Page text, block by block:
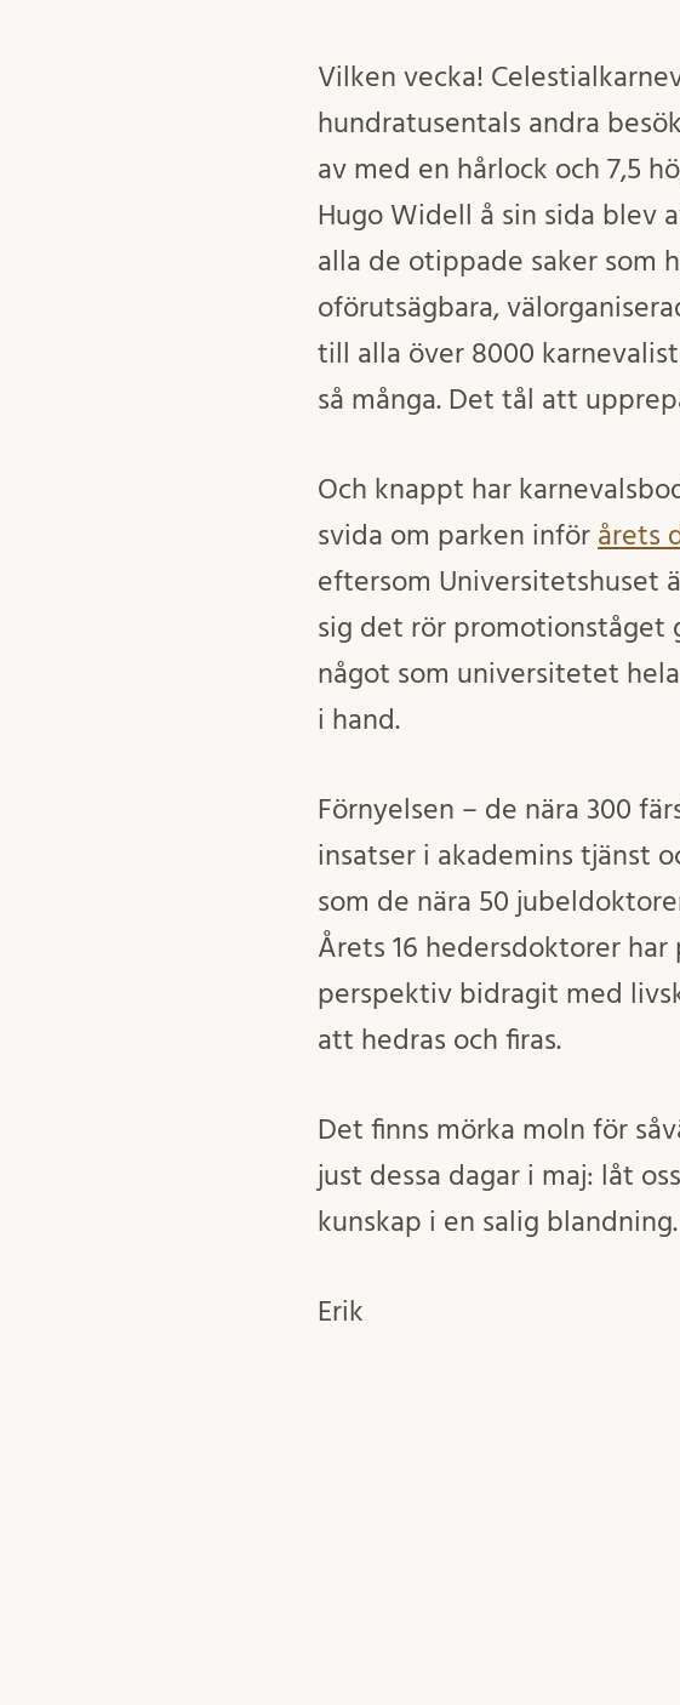
Vilken vecka!
hundratusentals andra
av med en hårlock och 7,5
Hugo Widell
å sin sida blev
alla de otippade saker som
oförutsägbara,
till alla över 8000
så många. Det tål att
Och knappt har
svida om parken inför årets
eftersom Universitetshuset
sig det rör promotionståget
något som universitetet
i hand.
Förnyelsen – de nära 300
insatser i akademins tjänst
som de nära 50
Årets 16 hedersdoktorer
perspektiv bidragit med
att hedras och firas.
Det finns mörka moln för
just dessa dagar i maj: låt
kunskap i en salig blandning.
Erik